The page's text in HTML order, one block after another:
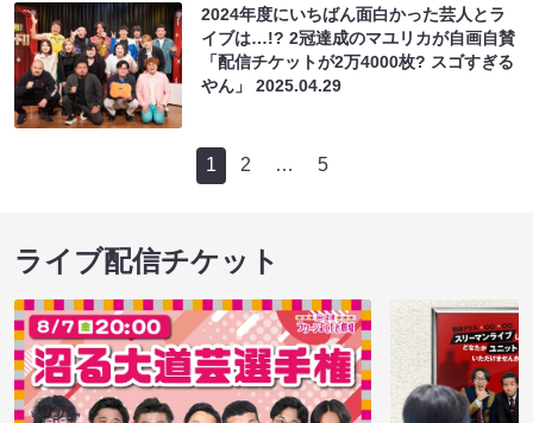
2024年度にいちばん面白かった芸人とラ
イブは…!? 2冠達成のマユリカが自画自賛
「配信チケットが2万4000枚? スゴすぎる
やん」2025.04.29
1 2 … 5
ライブ配信チケット